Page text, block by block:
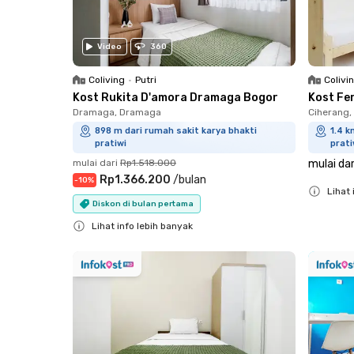
Video 360
Coliving • Putri
Kost Rukita D'amora Dramaga Bogor
Dramaga, Dramaga
898 m dari rumah sakit karya bhakti
pratiwi
mulai dari Rp1.518.000
-10% Rp1.366.200 /bulan
Diskon di bulan pertama
Lihat info lebih banyak
Kost
1.4
mulai
Lihat